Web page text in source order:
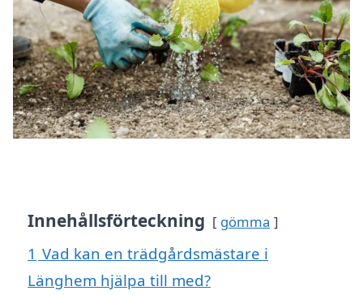
Innehållsförteckning gömma
1 Vad kan en trädgårdsmästare i
Länghem hjälpa till med?